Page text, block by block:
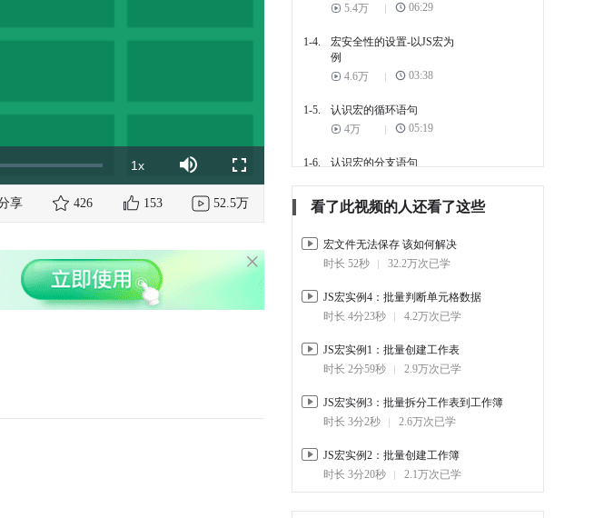
1xPlayback
Rate
Mute Fullscreen
享 426 153 52.5万
5.4万
06:29
1-4.
宏安全性的设置-以JS宏为
例
4.6万
03:38
1-5.
认识宏的循环语句
4万
05:19
1-6.
认识宏的分支语句
1-7.
JS宏实例1：批量创建工作
3.6万
02:59
簿
2.5万
03:20
1-9.
JS宏实例3：批量拆分工作
表到工作簿
1-10. JS宏实例4：批量判断单元
4.8万
04:23
看了此视频的人还看了这些
宏文件无法保存 该如何解决
时长 52秒
32.2万次已学
JS宏实例4：批量判断单元格数据
时长 4分23秒
4.2万次已学
JS宏实例1：批量创建工作表
时长 2分59秒
2.9万次已学
JS宏实例3：批量拆分工作表到工作簿
时长 3分2秒
2.6万次已学
JS宏实例2：批量创建工作簿
时长 3分20秒
2.1万次已学